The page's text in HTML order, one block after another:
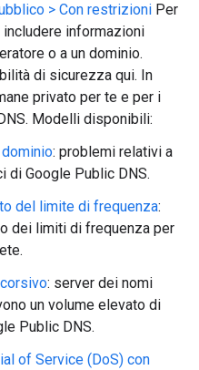
> Con restrizioni Per
informazioni
o a un dominio.
di sicurezza qui. In
privato per te e per i
Modelli disponibili:
: problemi relativi a
di Google Public DNS.
del limite di frequenza:
dei limiti di frequenza per
: server dei nomi
un volume elevato di
Public DNS.
of Service (DoS) con